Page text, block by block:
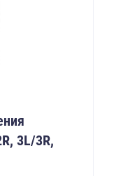
3L/3R,